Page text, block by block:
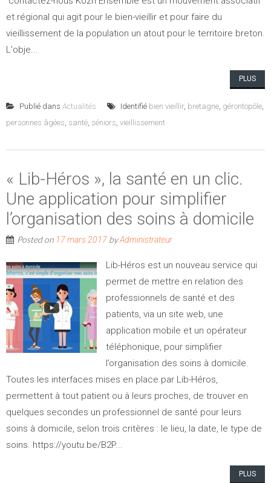
et régional qui agit pour le bien-vieillir et pour faire du
vieillissement de la population un atout pour le territoire breton.
L'obje...
PLUS
Publié dans Actualités Identifié bien vieillir, bretagne, gérontopôle,
personnes âgées, santé, séniors, vieillissement
« Lib-Héros », la santé en un clic.
Une application pour simplifier
l’organisation des soins à domicile
Posted on 17 mars 2017 byAdministrateur
Lib-Héros est un nouveau service qui
permet de mettre en relation des
professionnels de santé et des
patients, via un site web, une
application mobile et un opérateur
téléphonique, pour simplifier
l’organisation des soins à domicile.
Toutes les interfaces mises en place par Lib-Héros,
permettent à tout patient ou à leurs proches, de trouver en
quelques secondes un professionnel de santé pour leurs
soins à domicile, selon trois critères : le lieu, la date, le type de
soins. https://youtu.be/B2P...
PLUS